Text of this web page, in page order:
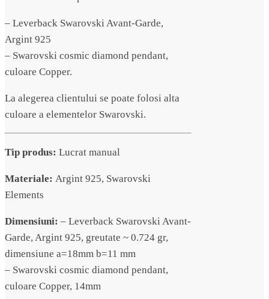
– Leverback Swarovski Avant-Garde,
Argint 925
– Swarovski cosmic diamond pendant,
culoare Copper.
La alegerea clientului se poate folosi alta
culoare a elementelor Swarovski.
Tip produs: Lucrat manual
Materiale: Argint 925, Swarovski
Elements
Dimensiuni: – Leverback Swarovski Avant-
Garde, Argint 925, greutate ~ 0.724 gr,
dimensiune a=18mm b=11 mm
– Swarovski cosmic diamond pendant,
culoare Copper, 14mm